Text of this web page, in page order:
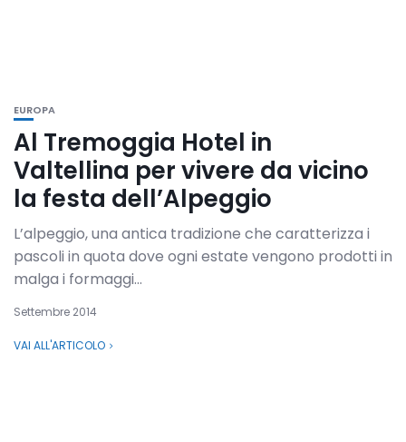
EUROPA
Al Tremoggia Hotel in
Valtellina per vivere da vicino
la festa dell’Alpeggio
L’alpeggio, una antica tradizione che caratterizza i
pascoli in quota dove ogni estate vengono prodotti in
malga i formaggi...
Settembre 2014
VAI ALL'ARTICOLO